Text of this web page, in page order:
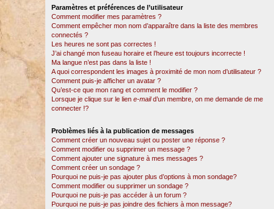
Paramètres et préférences de l’utilisateur
Comment modifier mes paramètres ?
Comment empêcher mon nom d’apparaître dans la liste des membres
connectés ?
Les heures ne sont pas correctes !
J’ai changé mon fuseau horaire et l’heure est toujours incorrecte !
Ma langue n’est pas dans la liste !
A quoi correspondent les images à proximité de mon nom d’utilisateur ?
Comment puis-je afficher un avatar ?
Qu’est-ce que mon rang et comment le modifier ?
Lorsque je clique sur le lien e-maild’un membre, on me demande de me
connecter !?
Problèmes liés à la publication de messages
Comment créer un nouveau sujet ou poster une réponse ?
Comment modifier ou supprimer un message ?
Comment ajouter une signature à mes messages ?
Comment créer un sondage ?
Pourquoi ne puis-je pas ajouter plus d’options à mon sondage?
Comment modifier ou supprimer un sondage ?
Pourquoi ne puis-je pas accéder à un forum ?
Pourquoi ne puis-je pas joindre des fichiers à mon message?